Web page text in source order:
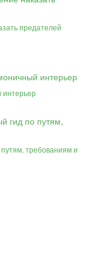
предателей
интерьер
требованиям и